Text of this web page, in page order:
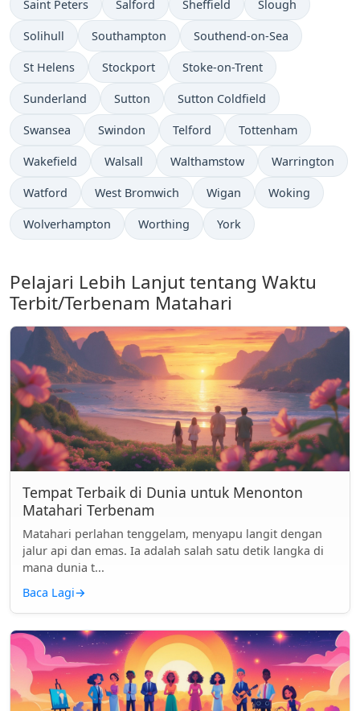
Saint Peters Salford Sheffield Slough
Solihull Southampton Southend-on-Sea
St Helens Stockport Stoke-on-Trent
Sunderland Sutton Sutton Coldfield
Swansea Swindon Telford Tottenham
Wakefield Walsall Walthamstow Warrington
Watford West Bromwich Wigan Woking
Wolverhampton Worthing York
Pelajari Lebih Lanjut tentang Waktu
Terbit/Terbenam Matahari
Tempat Terbaik di Dunia untuk Menonton
Matahari Terbenam
Matahari perlahan tenggelam, menyapu langit dengan
jalur api dan emas. Ia adalah salah satu detik langka di
mana dunia t...
Baca Lagi→